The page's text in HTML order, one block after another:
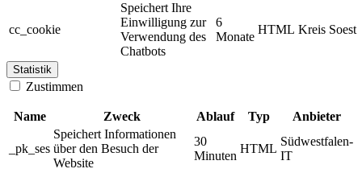
cc_cookie
Speichert Ihre
Einwilligung zur
Verwendung des
Chatbots
6
Monate
HTML Kreis Soest
Statistik
Zustimmen
Name Zweck Ablauf Typ Anbieter
_pk_ses
Speichert Informationen
über den Besuch der
Website
30
Minuten
HTML
Südwestfalen-
IT